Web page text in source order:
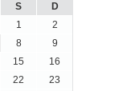
S
D
1
2
8
9
15
16
22
23